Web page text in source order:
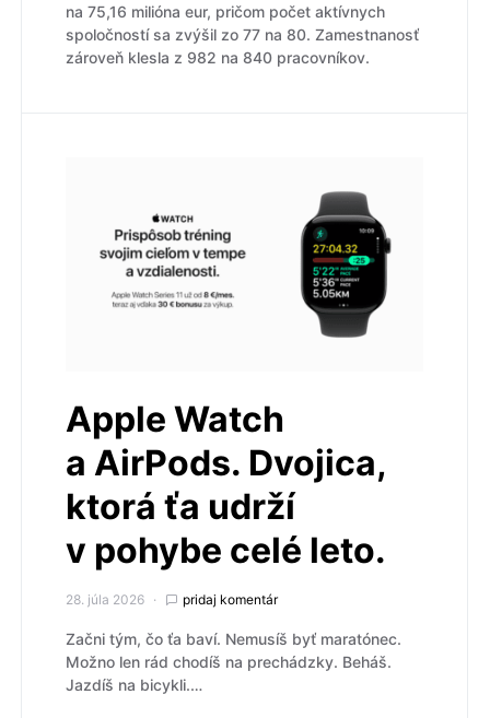
na 75,16 milióna eur, pričom počet aktívnych
spoločností sa zvýšil zo 77 na 80. Zamestnanosť
zároveň klesla z 982 na 840 pracovníkov.
Apple Watch
a AirPods. Dvojica,
ktorá ťa udrží
v pohybe celé leto.
28. júla 2026 pridaj komentár
Začni tým, čo ťa baví. Nemusíš byť maratónec.
Možno len rád chodíš na prechádzky. Beháš.
Jazdíš na bicykli.…